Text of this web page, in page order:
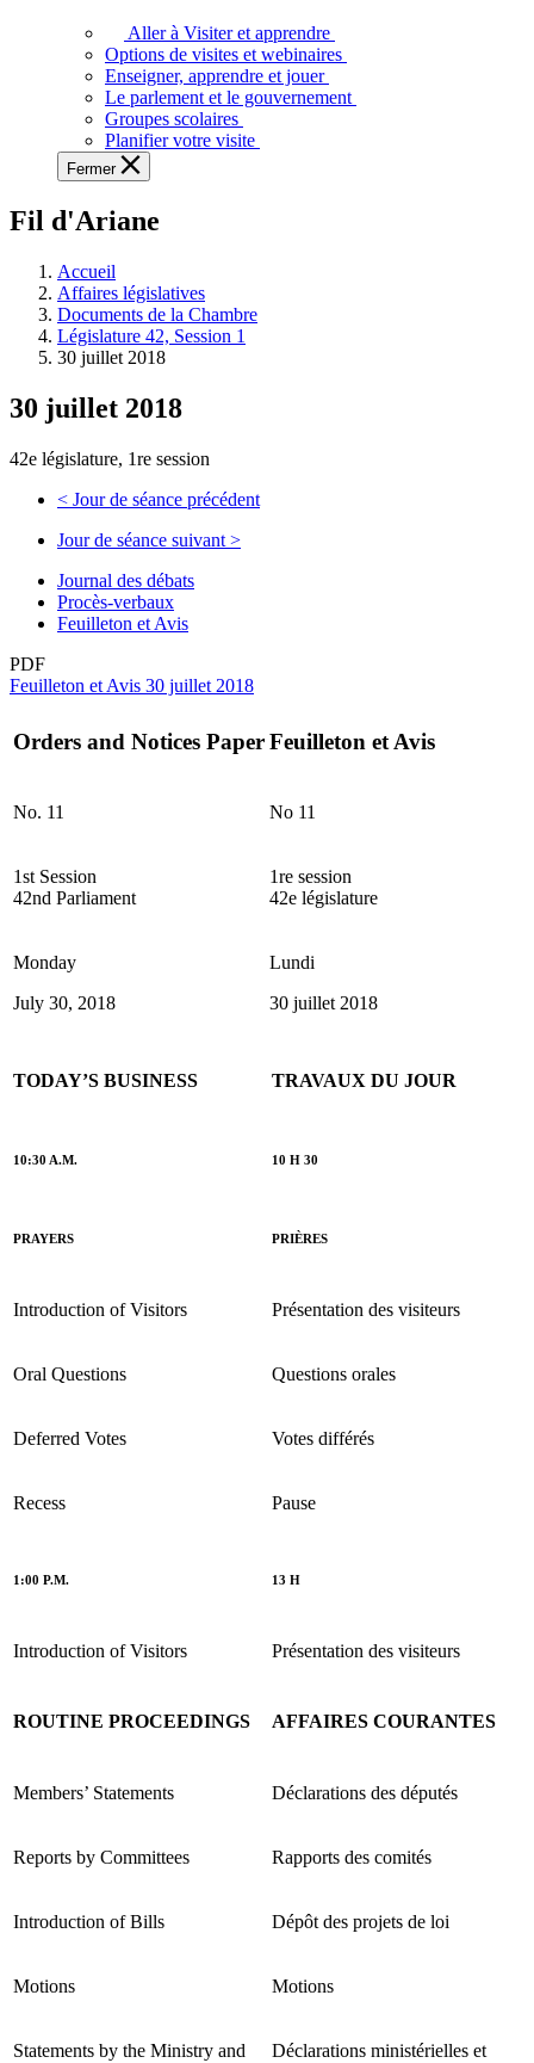
voir,
apprendre
et
à
à
législative.
Aller à Visiter et apprendre
Options de visites et webinaires
Enseigner, apprendre et jouer
Le parlement et le gouvernement
Groupes scolaires
Planifier votre visite
Fermer
Fil d'Ariane
Accueil
Affaires législatives
Documents de la Chambre
Législature 42, Session 1
30 juillet 2018
30 juillet 2018
42e législature, 1re session
< Jour de séance précédent
Jour de séance suivant >
Journal des débats
Procès-verbaux
Feuilleton et Avis
PDF
Feuilleton et Avis 30 juillet 2018
Orders and Notices PaperFeuilleton et Avis
No. 11 No 11
1st Session
42nd Parliament
1re session
42e législature
Monday
July 30, 2018
Lundi
30 juillet 2018
TODAY’S BUSINESS TRAVAUX DU JOUR
10:30 A.M. 10 H 30
PRAYERS PRIÈRES
Introduction of Visitors Présentation des visiteurs
Oral Questions Questions orales
Deferred Votes Votes différés
Recess Pause
1:00 P.M. 13 H
Introduction of Visitors Présentation des visiteurs
ROUTINE PROCEEDINGS AFFAIRES COURANTES
Members’ Statements Déclarations des députés
Reports by Committees Rapports des comités
Introduction of Bills Dépôt des projets de loi
Motions Motions
Statements by the Ministry and
Déclarations ministérielles et